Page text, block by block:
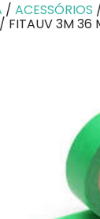
/ACESSÓRIOS
/ FITAUV 3M 36